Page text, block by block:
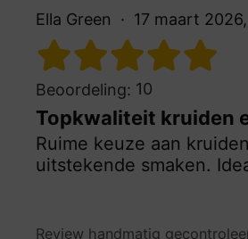
Ella Green 17 maart
Beoordeling: 10
Topkwaliteit kruiden
Ruime keuze aan
uitstekende smaken.
Review handmatig